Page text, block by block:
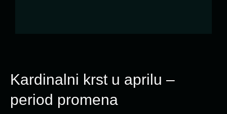
Kardinalni krst u aprilu –
period promena